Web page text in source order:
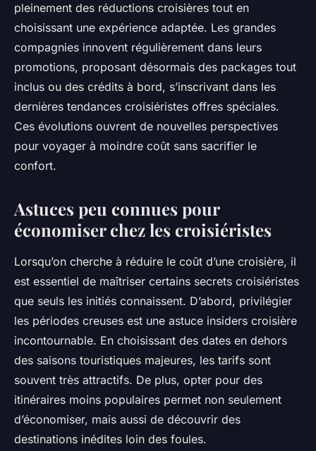
pleinement des réductions croisières tout en
choisissant une expérience adaptée. Les grandes
compagnies innovent régulièrement dans leurs
promotions, proposant désormais des packages tout
inclus ou des crédits à bord, s’inscrivant dans les
dernières tendances croisiéristes offres spéciales.
Ces évolutions ouvrent de nouvelles perspectives
pour voyager à moindre coût sans sacrifier le
confort.
Astuces peu connues pour
économiser chez les croisiéristes
Lorsqu’on cherche à réduire le coût d’une croisière, il
est essentiel de maîtriser certains secrets croisiéristes
que seuls les initiés connaissent. D’abord, privilégier
les périodes creuses est une astuce insiders croisière
incontournable. En choisissant des dates en dehors
des saisons touristiques majeures, les tarifs sont
souvent très attractifs. De plus, opter pour des
itinéraires moins populaires permet non seulement
d’économiser, mais aussi de découvrir des
destinations inédites loin des foules.